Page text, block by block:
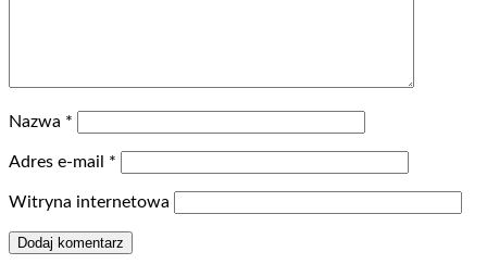
Nazwa *
Adres e-mail *
Witryna internetowa